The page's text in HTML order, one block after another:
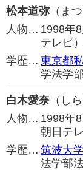
松本道弥 （ま
人物… 1998年
テレビ）
学歴… 東京都
学法学
白木愛奈 （し
人物… 1998年
朝日テ
学歴… 筑波大
法学部